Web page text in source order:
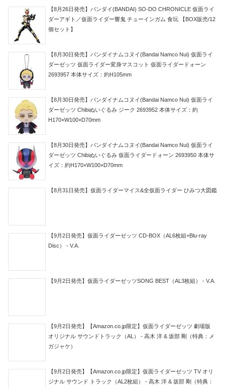
【8月26日発売】バンダイ(BANDAI) SO-DO CHRONICLE 仮面ライ
ダーアギト／仮面ライダー響鬼 チューインガム 食玩 【BOX販売/12
個セット】
【8月30日発売】バンダイナムコヌイ(Bandai Namco Nui) 仮面ライ
ダーゼッツ 仮面ライダー変身マスコット 仮面ライダードォーン
2693957 本体サイズ：約H105mm
【8月30日発売】バンダイナムコヌイ(Bandai Namco Nui) 仮面ライ
ダーゼッツ Chibiぬいぐるみ ジーク 2693952 本体サイズ：約
H170×W100×D70mm
【8月30日発売】バンダイナムコヌイ(Bandai Namco Nui) 仮面ライ
ダーゼッツ Chibiぬいぐるみ 仮面ライダードォーン 2693950 本体サ
イズ：約H170×W100×D70mm
【8月31日発売】仮面ライダーマイス&全仮面ライダー ひみつ大図鑑
【9月2日発売】仮面ライダーゼッツ CD-BOX（AL6枚組+Blu-ray
Disc） - V.A.
【9月2日発売】仮面ライダーゼッツSONG BEST（AL3枚組） - V.A.
【9月2日発売】【Amazon.co.jp限定】仮面ライダーゼッツ 劇場版
オリジナル サウンドトラック（AL） - 高木 洋 & 坂部 剛（特典：メ
ガジャケ）
【9月2日発売】【Amazon.co.jp限定】仮面ライダーゼッツ TV オリ
ジナル サウンド トラック（AL2枚組） - 高木 洋 & 坂部 剛（特典：